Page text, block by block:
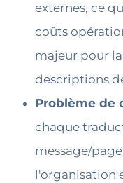
externes, ce
coûts
majeur pour
descriptions
Problème de
chaque
message/
l'organisation